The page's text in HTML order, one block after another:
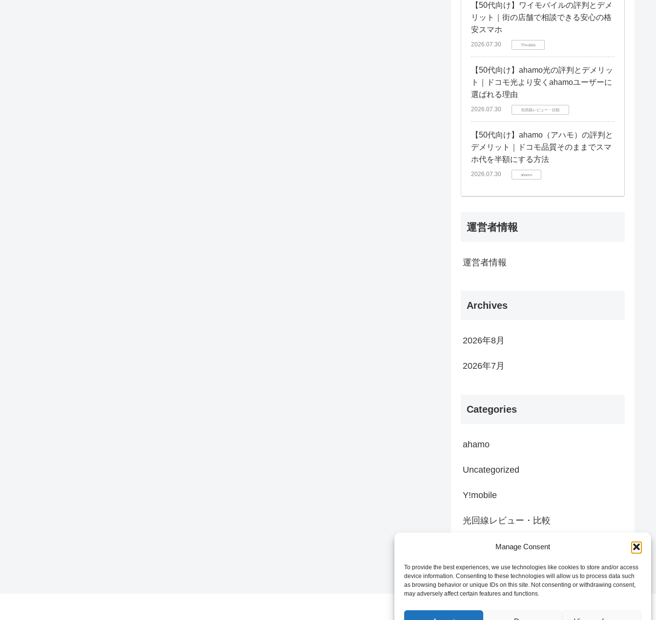
Manage Consent
To provide the best experiences, we use technologies like cookies to store and/or access
device information. Consenting to these technologies will allow us to process data such
as browsing behavior or unique IDs on this site. Not consenting or withdrawing consent,
may adversely affect certain features and functions.
【50代向け】ワイモバイルの評判とデメ
リット｜街の店舗で相談できる安心の格
安スマホ
2026.07.30 Y!mobile
【50代向け】ahamo光の評判とデメリッ
ト｜ドコモ光より安くahamoユーザーに
選ばれる理由
2026.07.30 光回線レビュー・比較
【50代向け】ahamo（アハモ）の評判と
デメリット｜ドコモ品質そのままでスマ
ホ代を半額にする方法
2026.07.30 ahamo
運営者情報
運営者情報
Archives
2026年8月
2026年7月
Categories
ahamo
Uncategorized
Y!mobile
光回線レビュー・比較
置き型Wi-Fi（ホームルーター）